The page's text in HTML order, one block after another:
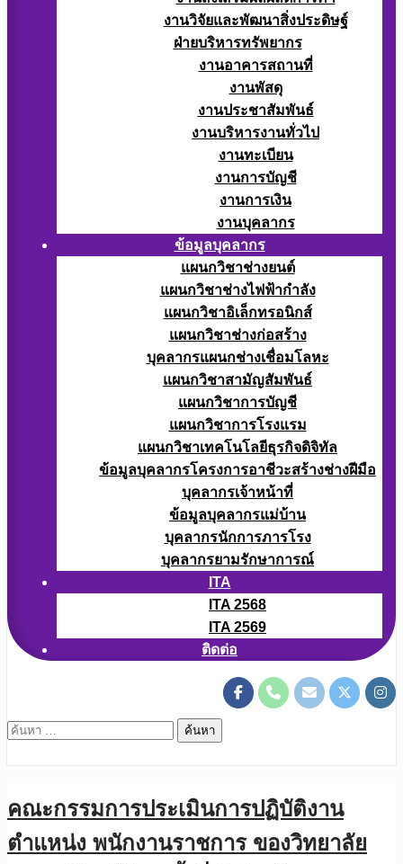
งานวิจัยและพัฒนาสิ่งประดิษฐ์
ฝ่ายบริหารทรัพยากร
งานอาคารสถานที่
งานพัสดุ
งานประชาสัมพันธ์
งานบริหารงานทั่วไป
งานทะเบียน
งานการบัญชี
งานการเงิน
งานบุคลากร
ข้อมูลบุคลากร
แผนกวิชาช่างยนต์
แผนกวิชาช่างไฟฟ้ากำลัง
แผนกวิชาอิเล็กทรอนิกส์
แผนกวิชาช่างก่อสร้าง
บุคลากรแผนกช่างเชื่อมโลหะ
แผนกวิชาสามัญสัมพันธ์
แผนกวิชาการบัญชี
แผนกวิชาการโรงแรม
แผนกวิชาเทคโนโลยีธุรกิจดิจิทัล
ข้อมูลบุคลากรโครงการอาชีวะสร้างช่างฝีมือ
บุคลากรเจ้าหน้าที่
ข้อมูลบุคลากรแม่บ้าน
บุคลากรนักการภารโรง
บุคลากรยามรักษาการณ์
ITA
ITA 2568
ITA 2569
ติดต่อ
ค้นหา
คณะกรรมการประเมินการปฏิบัติงาน
ตำแหน่ง พนักงานราชการ ของวิทยาลัย